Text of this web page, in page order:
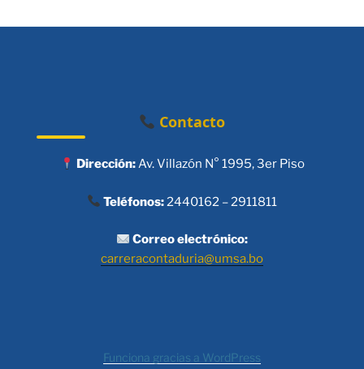
Contacto
Dirección:Av. Villazón N° 1995, 3er Piso
Teléfonos:2440162 – 2911811
Correo electrónico:
carreracontaduria@umsa.bo
Funciona gracias a WordPress